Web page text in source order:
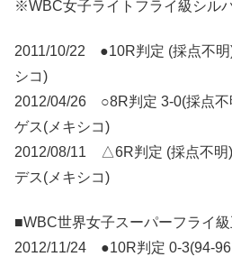
※WBC女子ライトフライ級シル
2011/10/22 ●10R判定 (採点不
シコ)
2012/04/26 ○8R判定 3-0(採点
ゲス(メキシコ)
2012/08/11 △6R判定 (採点不
デス(メキシコ)
■WBC世界女子スーパーフライ
2012/11/24 ●10R判定 0-3(94-